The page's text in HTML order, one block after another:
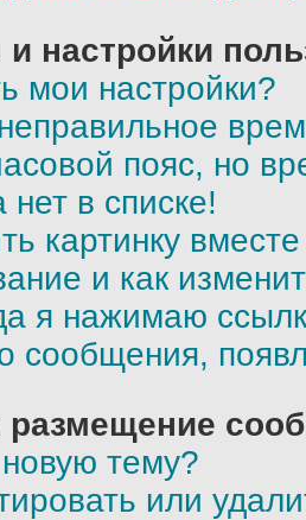
настройки
мои настройки?
пояс, но
в списке!
картинку
и как
я нажимаю
сообщения,
размещение
тему?
или